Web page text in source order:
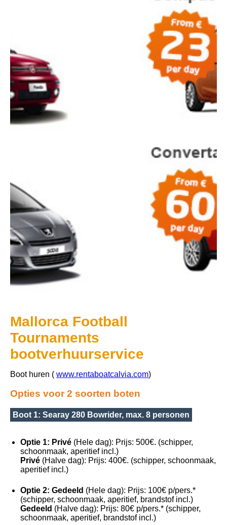
Mallorca Football
Tournaments
bootverhuurservice
Boot huren ( www.rentaboatcalvia.com)
Opties voor 2 soorten boten
Boot 1: Searay 280 Bowrider, max. 8 personen
Optie 1: Privé (Hele dag): Prijs: 500€. (schipper,
schoonmaak, aperitief incl.)
Privé (Halve dag): Prijs: 400€. (schipper, schoonmaak,
aperitief incl.)
Optie 2: Gedeeld (Hele dag): Prijs: 100€ p/pers.*
(schipper, schoonmaak, aperitief, brandstof incl.)
Gedeeld (Halve dag): Prijs: 80€ p/pers.* (schipper,
schoonmaak, aperitief, brandstof incl.)